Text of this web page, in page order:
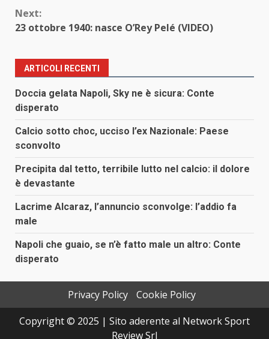
Next:
23 ottobre 1940: nasce O’Rey Pelé (VIDEO)
ARTICOLI RECENTI
Doccia gelata Napoli, Sky ne è sicura: Conte
disperato
Calcio sotto choc, ucciso l’ex Nazionale: Paese
sconvolto
Precipita dal tetto, terribile lutto nel calcio: il dolore
è devastante
Lacrime Alcaraz, l’annuncio sconvolge: l’addio fa
male
Napoli che guaio, se n’è fatto male un altro: Conte
disperato
Privacy Policy
Cookie Policy
Copyright © 2025 | Sito aderente al Network Sport
Review Srl